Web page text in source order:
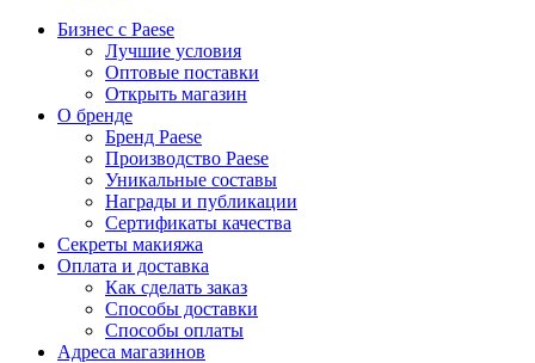
Бизнес с Paese
Лучшие условия
Оптовые поставки
Открыть магазин
О бренде
Бренд Paese
Производство Paese
Уникальные составы
Награды и публикации
Сертификаты качества
Секреты макияжа
Оплата и доставка
Как сделать заказ
Способы доставки
Способы оплаты
Адреса магазинов